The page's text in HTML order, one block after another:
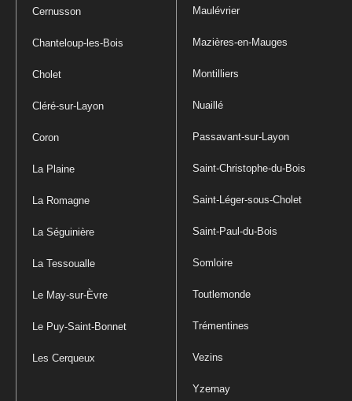
Cernusson
Chanteloup-les-Bois
Cholet
Cléré-sur-Layon
Coron
La Plaine
La Romagne
La Séguinière
La Tessoualle
Le May-sur-Èvre
Le Puy-Saint-Bonnet
Les Cerqueux
Maulévrier
Mazières-en-Mauges
Montilliers
Nuaillé
Passavant-sur-Layon
Saint-Christophe-du-Bois
Saint-Léger-sous-Cholet
Saint-Paul-du-Bois
Somloire
Toutlemonde
Trémentines
Vezins
Yzernay